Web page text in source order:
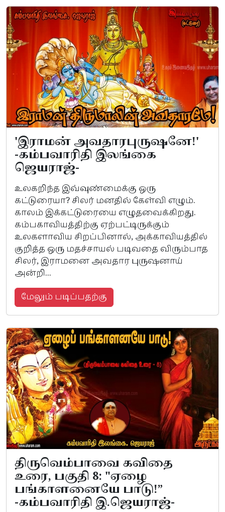
'இராமன் அவதாரபுருஷனே!'
-கம்பவாரிதி இலங்கை
ஜெயராஜ்-
உலகறிந்த இவ்வுண்மைக்கு ஒரு
கட்டுரையா? சிலர் மனதில் கேள்வி எழும்.
காலம் இக்கட்டுரையை எழுதவைக்கிறது.
கம்பகாவியத்திற்கு ஏற்பட்டிருக்கும்
உலகளாவிய சிறப்பினால், அக்காவியத்தில்
குறித்த ஒரு மதச்சாயல் படிவதை விரும்பாத
சிலர், இராமனை அவதார புருஷனாய்
அன்றி...
மேலும் படிப்பதற்கு
திருவெம்பாவை கவிதை
உரை, பகுதி 8: "ஏழை
பங்காளனையே பாடு!”
-கம்பவாரிதி இ.ஜெயராஜ்-